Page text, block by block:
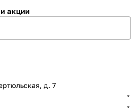
акции
д. 7